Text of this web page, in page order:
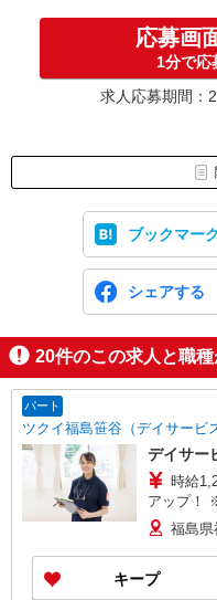
応募画
1分で応
求人応募期間：
ブックマーク
シェアする
20件のこの求人と職
パート
ツクイ福島笹谷（デイサービス
デイサー
時給1,247円
アップ！
福島県
キープ